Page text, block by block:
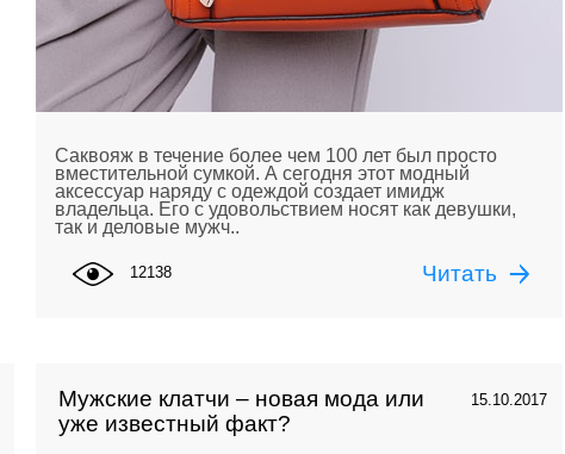
Саквояж в течение более чем 100 лет был просто
вместительной сумкой. А сегодня этот модный
аксессуар наряду с одеждой создает имидж
владельца. Его с удовольствием носят как девушки,
так и деловые мужч..
Читать
12138
Мужские клатчи – новая мода или
уже известный факт?
15.10.2017